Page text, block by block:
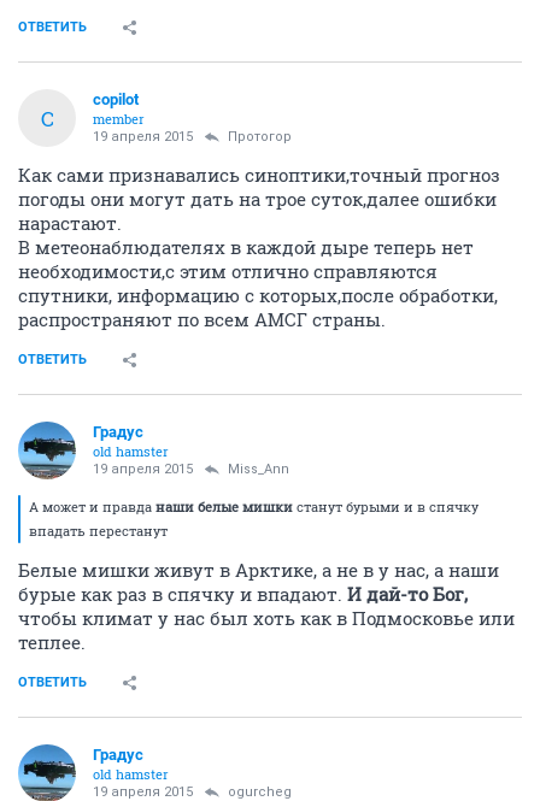
ОТВЕТИТЬ
C
copilot
member
19 апреля 2015 Протогор
Как сами признавались синоптики,точный прогноз
погоды они могут дать на трое суток,далее ошибки
нарастают.
В метеонаблюдателях в каждой дыре теперь нет
необходимости,с этим отлично справляются
спутники, информацию с которых,после обработки,
распространяют по всем АМСГ страны.
ОТВЕТИТЬ
Градус
old hamster
19 апреля 2015 Miss_Ann
А может и правда наши белые мишки станут бурыми и в спячку
впадать перестанут
Белые мишки живут в Арктике, а не в у нас, а наши
бурые как раз в спячку и впадают. И дай-то Бог,
чтобы климат у нас был хоть как в Подмосковье или
теплее.
ОТВЕТИТЬ
Градус
old hamster
19 апреля 2015 ogurcheg